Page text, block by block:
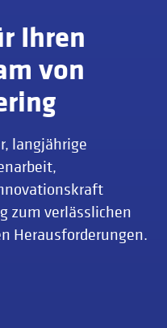
Ihren
von
langjährige
zum verlässlichen
Herausforderungen.